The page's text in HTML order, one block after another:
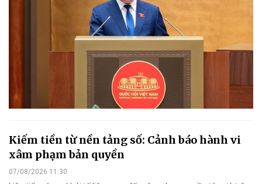
Kiếm tiền từ nền tảng số: Cảnh báo hành vi
xâm phạm bản quyền
07/08/2026 11:30